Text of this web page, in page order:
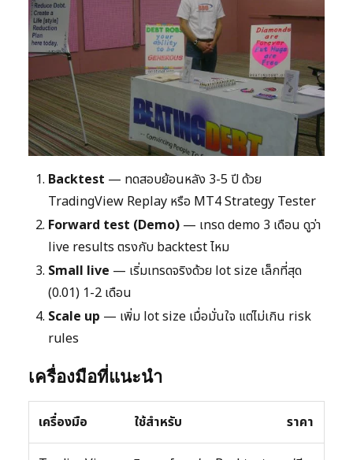
Backtest — ทดสอบย้อนหลัง 3-5 ปี ด้วย
TradingView Replay หรือ MT4 Strategy Tester
Forward test (Demo) — เทรด demo 3 เดือน ดูว่า
live results ตรงกับ backtest ไหม
Small live — เริ่มเทรดจริงด้วย lot size เล็กที่สุด
(0.01) 1-2 เดือน
Scale up — เพิ่ม lot size เมื่อมั่นใจ แต่ไม่เกิน risk
rules
เครื่องมือที่แนะนำ
เครื่องมือ ใช้สำหรับ ราคา